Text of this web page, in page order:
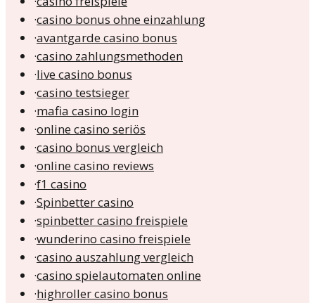
·casino bonus ohne einzahlung
·avantgarde casino bonus
·casino zahlungsmethoden
·live casino bonus
·casino testsieger
·mafia casino login
·online casino seriös
·casino bonus vergleich
·online casino reviews
·f1 casino
·Spinbetter casino
·spinbetter casino freispiele
·wunderino casino freispiele
·casino auszahlung vergleich
·casino spielautomaten online
·highroller casino bonus